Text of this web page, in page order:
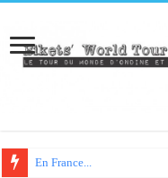
En France...